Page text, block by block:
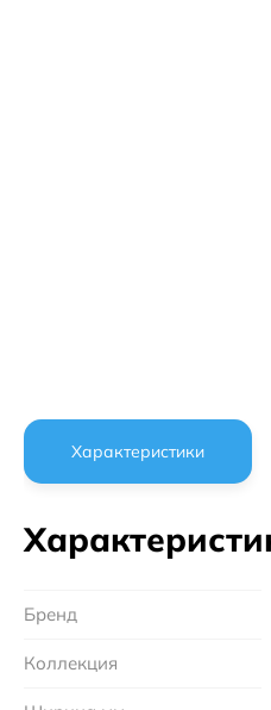
Характеристики
Бренд
Коллекция